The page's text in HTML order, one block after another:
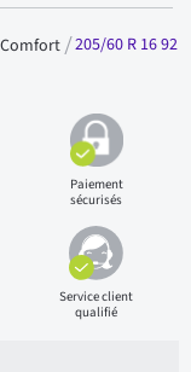
205/60 R 16 92
Paiement
sécurisés
Service client
qualifié